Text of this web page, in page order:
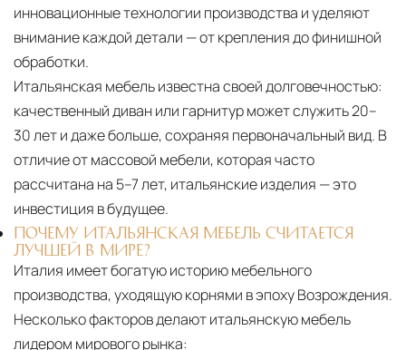
инновационные технологии производства и уделяют
внимание каждой детали — от крепления до финишной
обработки.
Итальянская мебель известна своей долговечностью:
качественный диван или гарнитур может служить 20–
30 лет и даже больше, сохраняя первоначальный вид. В
отличие от массовой мебели, которая часто
рассчитана на 5–7 лет, итальянские изделия — это
инвестиция в будущее.
ПОЧЕМУ ИТАЛЬЯНСКАЯ МЕБЕЛЬ СЧИТАЕТСЯ
ЛУЧШЕЙ В МИРЕ?
Италия имеет богатую историю мебельного
производства, уходящую корнями в эпоху Возрождения.
Несколько факторов делают итальянскую мебель
лидером мирового рынка: